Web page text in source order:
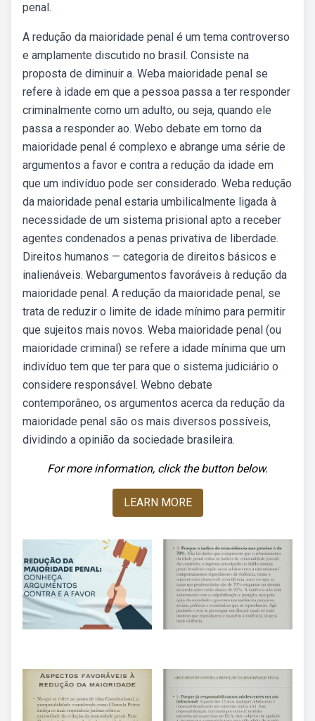
penal.
A redução da maioridade penal é um tema controverso
e amplamente discutido no brasil. Consiste na
proposta de diminuir a. Weba maioridade penal se
refere à idade em que a pessoa passa a ter responder
criminalmente como um adulto, ou seja, quando ele
passa a responder ao. Webo debate em torno da
maioridade penal é complexo e abrange uma série de
argumentos a favor e contra a redução da idade em
que um indivíduo pode ser considerado. Weba redução
da maioridade penal estaria umbilicalmente ligada à
necessidade de um sistema prisional apto a receber
agentes condenados a penas privativa de liberdade.
Direitos humanos — categoria de direitos básicos e
inalienáveis. Webargumentos favoráveis à redução da
maioridade penal. A redução da maioridade penal, se
trata de reduzir o limite de idade mínimo para permitir
que sujeitos mais novos. Weba maioridade penal (ou
maioridade criminal) se refere a idade mínima que um
indivíduo tem que ter para que o sistema judiciário o
considere responsável. Webno debate
contemporâneo, os argumentos acerca da redução da
maioridade penal são os mais diversos possíveis,
dividindo a opinião da sociedade brasileira.
For more information, click the button below.
LEARN MORE